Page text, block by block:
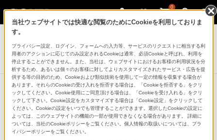
0
タブレットデバイス
Xperia（TM） Z3 Tablet Compact
ディスプレイ
高解像度フルHDのコンテンツに対応した約8インチのデ
当社ウェブサイトでは快適な閲覧のためにCookieを利用しておりま
す。
プライバシー設定、ログイン、フォームへの入力等、サービスのリクエストに相当する利
用者のアクションに応じてのみ設定されるCookieは通常、必須Cookieと呼ばれ、利用を
停止することができません。また、当社は、ウェブサイトにおけるお客様の利用状況を分
析するため、あるいは個々のお客様に対してよりカスタマイズされたサービス・広告を提
供する等の目的のため、Cookieおよび類似技術を使用して一定の情報を収集する場合が
あります。それらのCookieの受け入れを拒否する場合は、「Cookieを拒否する」をクリ
ックしてください。Cookie使用にご同意頂ける場合は、「Cookieを受け入れる」をクリ
ックして下さい。Cookie設定をカスタマイズする場合は「Cookie設定」をクリックして
ください。Cookieの設定をいつでも管理することができます。選択したCookieの設定に
よっては、このウェブサイトの機能の一部が使用できなくなる場合があります。 詳細に
ついては、当社のCookieポリシーをご覧ください。個人情報の取扱いについては、プラ
イバシーポリシーをご覧ください。